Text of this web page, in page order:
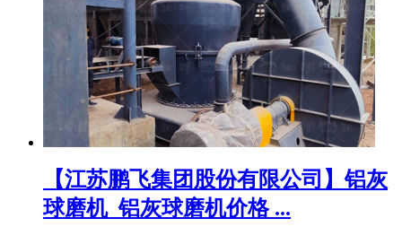
【江苏鹏飞集团股份有限公司】铝灰
球磨机_铝灰球磨机价格 ...